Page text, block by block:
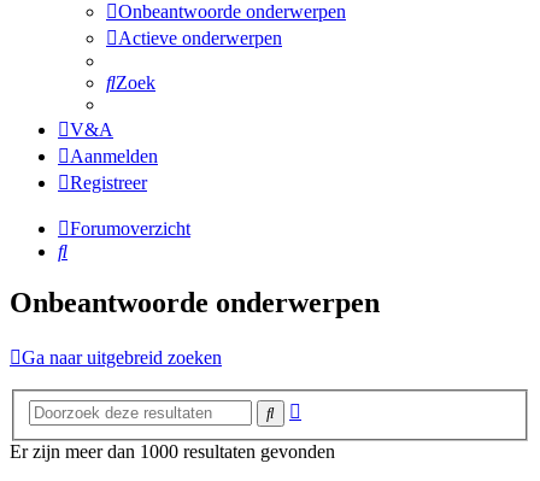
Onbeantwoorde onderwerpen
Actieve onderwerpen
Zoek
V&A
Aanmelden
Registreer
Forumoverzicht
Zoek
Onbeantwoorde onderwerpen
Ga naar uitgebreid zoeken
Zoek
Er zijn meer dan 1000 resultaten gevonden